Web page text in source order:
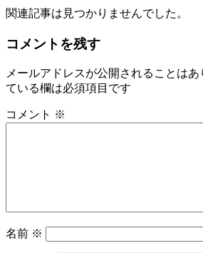
関連記事は見つかりませんでした。
コメントを残す
メールアドレスが公開されることはあ
ている欄は必須項目です
コメント ※
名前 ※